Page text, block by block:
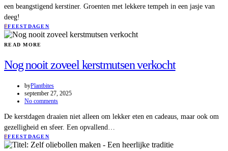
een beangstigend kerstiner. Groenten met lekkere tempeh in een jasje van
deeg!
FFEESTDAGEN
READ MORE
Nog nooit zoveel kerstmutsen verkocht
byPlantbites
september 27, 2025
No comments
De kerstdagen draaien niet alleen om lekker eten en cadeaus, maar ook om
gezelligheid en sfeer. Een opvallend…
FFEESTDAGEN